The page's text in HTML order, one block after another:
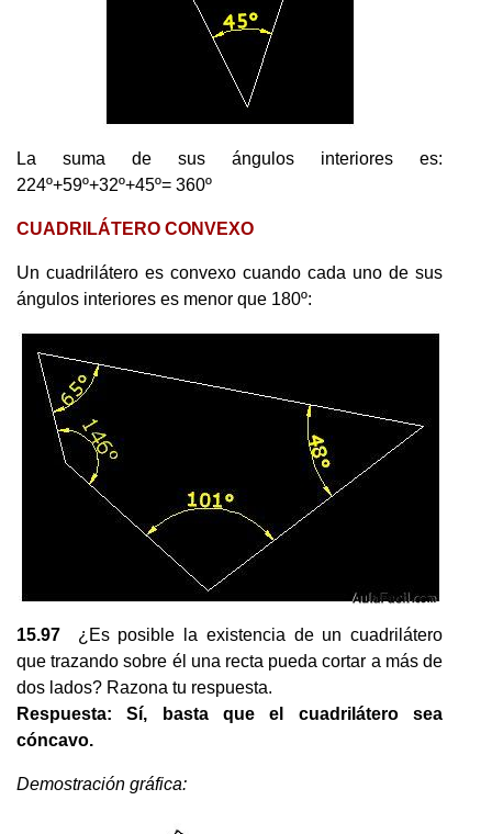
La suma de sus ángulos interiores es:
224º+59º+32º+45º= 360º
CUADRILÁTERO CONVEXO
Un cuadrilátero es convexo cuando cada uno de sus
ángulos interiores es menor que 180º:
15.97 ¿Es posible la existencia de un cuadrilátero
que trazando sobre él una recta pueda cortar a más de
dos lados? Razona tu respuesta.
Respuesta: Sí, basta que el cuadrilátero sea
cóncavo.
Demostración gráfica: